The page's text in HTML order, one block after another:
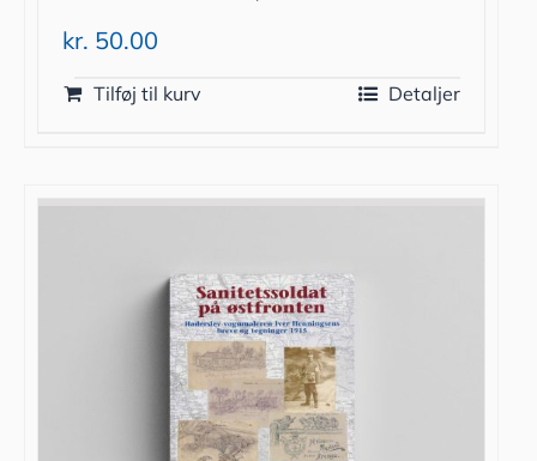
kr. 50.00
Tilføj til kurv Detaljer